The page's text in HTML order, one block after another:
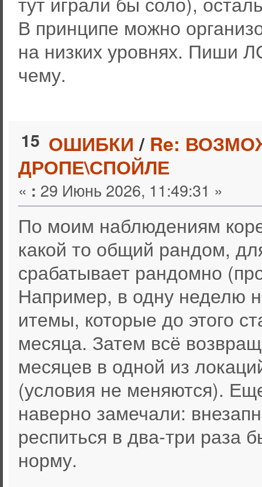
В принципе можно
на низких уровнях. Пиши
чему.
15 ОШИБКИ / Re:
ДРОПЕ\СПОЙЛЕ
« : 29 Июнь 2026, 11:49:31 »
По моим наблюдениям
какой то общий рандом,
срабатывает рандомно
Например, в одну неделю
итемы, которые до этого
месяца. Затем всё
месяцев в одной из
(условия не меняются).
наверно замечали:
респиться в два-три раза
норму.